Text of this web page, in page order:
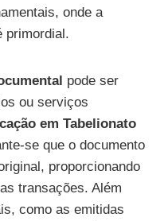
onde a
primordial.
pode ser
ou serviços
em Tabelionato
se que o documento
proporcionando
transações. Além
como as emitidas